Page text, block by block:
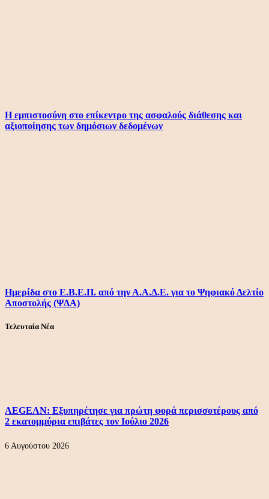
Η εμπιστοσύνη στο επίκεντρο της ασφαλούς διάθεσης και
αξιοποίησης των δημόσιων δεδομένων
Ημερίδα στο Ε.Β.Ε.Π. από την Α.Α.Δ.Ε. για το Ψηφιακό Δελτίο
Αποστολής (ΨΔΑ)
Τελευταία Νέα
AEGEAN: Εξυπηρέτησε για πρώτη φορά περισσοτέρους από
2 εκατομμύρια επιβάτες τον Ιούλιο 2026
6 Αυγούστου 2026